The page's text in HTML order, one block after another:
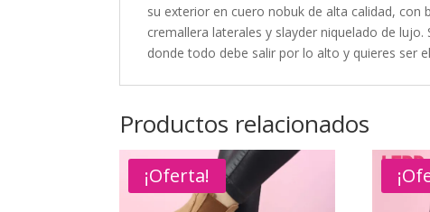
su exterior en cuero nobuk de alta calidad,
cremallera laterales y slayder niquelado de
donde todo debe salir por lo alto y quieres ser
Productos relacionados
¡Oferta!